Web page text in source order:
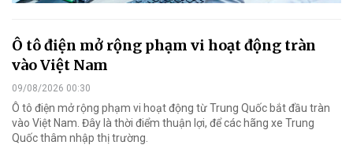
Ô tô điện mở rộng phạm vi hoạt động tràn
vào Việt Nam
09/08/2026 00:30
Ô tô điện mở rộng phạm vi hoạt động từ Trung Quốc bắt đầu tràn
vào Việt Nam. Đây là thời điểm thuận lợi, để các hãng xe Trung
Quốc thâm nhập thị trường.